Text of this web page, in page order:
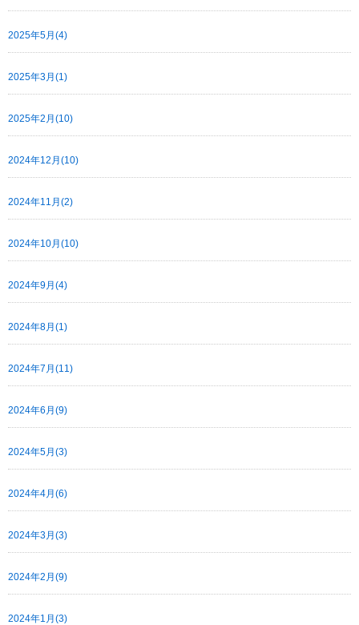
2025年5月(4)
2025年3月(1)
2025年2月(10)
2024年12月(10)
2024年11月(2)
2024年10月(10)
2024年9月(4)
2024年8月(1)
2024年7月(11)
2024年6月(9)
2024年5月(3)
2024年4月(6)
2024年3月(3)
2024年2月(9)
2024年1月(3)